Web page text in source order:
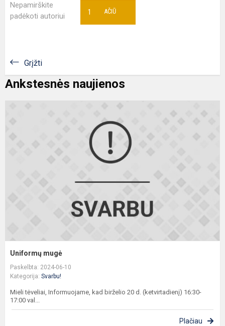
Nepamirškite
padėkoti autoriui
AČIŪ
1
Grįžti
Ankstesnės naujienos
Uniformų mugė
Paskelbta: 2024-06-10
Kategorija: Svarbu!
Mieli tėveliai, Informuojame, kad birželio 20 d. (ketvirtadienį) 16:30-
17:00 val...
Plačiau